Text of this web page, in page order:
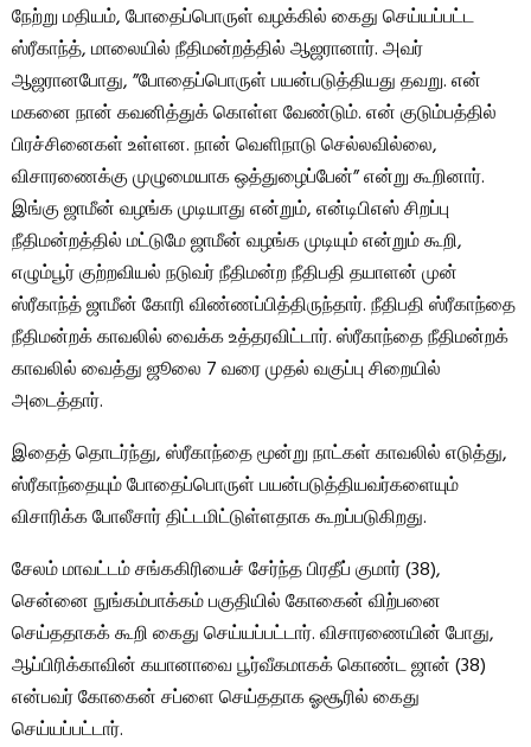
நேற்று மதியம், போதைப்பொருள் வழக்கில் கைது செய்யப்பட்ட
ஸ்ரீகாந்த், மாலையில் நீதிமன்றத்தில் ஆஜரானார். அவர்
ஆஜரானபோது, ​​”போதைப்பொருள் பயன்படுத்தியது தவறு. என்
மகனை நான் கவனித்துக் கொள்ள வேண்டும். என் குடும்பத்தில்
பிரச்சினைகள் உள்ளன. நான் வெளிநாடு செல்லவில்லை,
விசாரணைக்கு முழுமையாக ஒத்துழைப்பேன்” என்று கூறினார்.
இங்கு ஜாமீன் வழங்க முடியாது என்றும், என்டிபிஎஸ் சிறப்பு
நீதிமன்றத்தில் மட்டுமே ஜாமீன் வழங்க முடியும் என்றும் கூறி,
எழும்பூர் குற்றவியல் நடுவர் நீதிமன்ற நீதிபதி தயாளன் முன்
ஸ்ரீகாந்த் ஜாமீன் கோரி விண்ணப்பித்திருந்தார். நீதிபதி ஸ்ரீகாந்தை
நீதிமன்றக் காவலில் வைக்க உத்தரவிட்டார். ஸ்ரீகாந்தை நீதிமன்றக்
காவலில் வைத்து ஜூலை 7 வரை முதல் வகுப்பு சிறையில்
அடைத்தார்.
இதைத் தொடர்ந்து, ஸ்ரீகாந்தை மூன்று நாட்கள் காவலில் எடுத்து,
ஸ்ரீகாந்தையும் போதைப்பொருள் பயன்படுத்தியவர்களையும்
விசாரிக்க போலீசார் திட்டமிட்டுள்ளதாக கூறப்படுகிறது.
சேலம் மாவட்டம் சங்ககிரியைச் சேர்ந்த பிரதீப் குமார் (38),
சென்னை நுங்கம்பாக்கம் பகுதியில் கோகைன் விற்பனை
செய்ததாகக் கூறி கைது செய்யப்பட்டார். விசாரணையின் போது, ​​
ஆப்பிரிக்காவின் கயானாவை பூர்வீகமாகக் கொண்ட ஜான் (38)
என்பவர் கோகைன் சப்ளை செய்ததாக ஓசூரில் கைது
செய்யப்பட்டார்.